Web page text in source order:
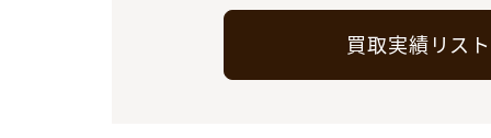
買取実績リスト